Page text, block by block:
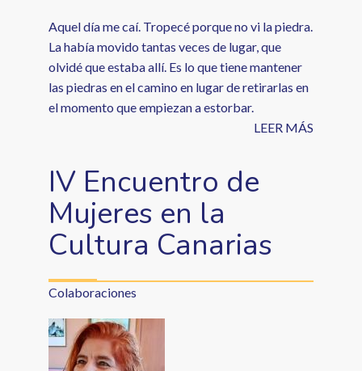
Aquel día me caí. Tropecé porque no vi la piedra.
La había movido tantas veces de lugar, que
olvidé que estaba allí. Es lo que tiene mantener
las piedras en el camino en lugar de retirarlas en
el momento que empiezan a estorbar.
LEER MÁS
IV Encuentro de
Mujeres en la
Cultura Canarias
Colaboraciones